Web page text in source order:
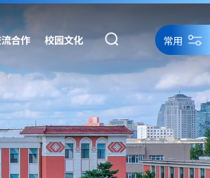
合作 校园文化 常用